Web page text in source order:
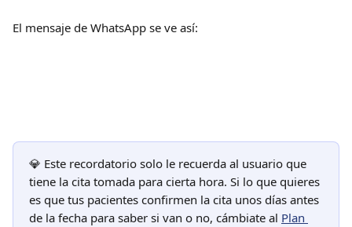
El mensaje de WhatsApp se ve así:
💎 Este recordatorio solo le recuerda al usuario que
tiene la cita tomada para cierta hora. Si lo que quieres
es que tus pacientes confirmen la cita unos días antes
de la fecha para saber si van o no, cámbiate al Plan